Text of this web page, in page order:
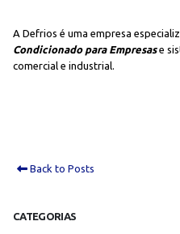
A Defrios é uma empresa
Condicionado para Empresase
comercial e industrial.
Back to Posts
CATEGORIAS